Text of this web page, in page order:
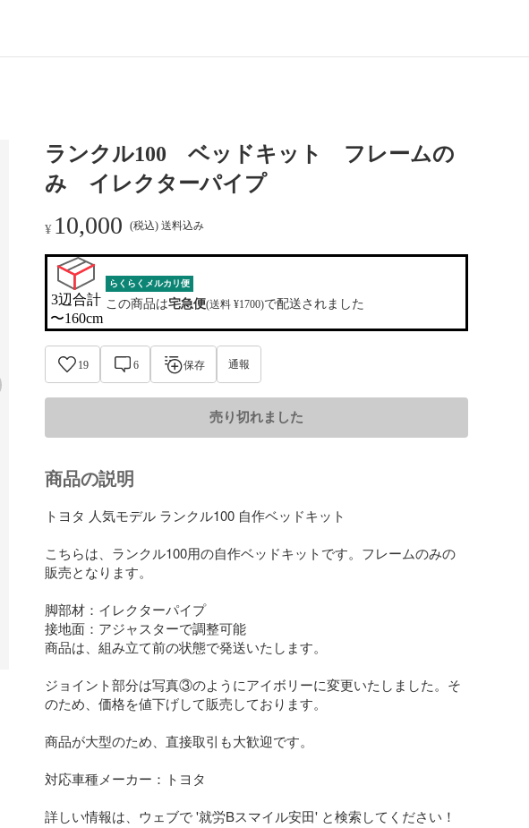
ランクル100 ベッドキット フレームの
み イレクターパイプ
¥ 10,000 (税込) 送料込み
3辺合計
〜160cm
らくらくメルカリ便
この商品は宅急便(送料 ¥1700)で配送されました
19 6 保存 通報
売り切れました
商品の説明
トヨタ 人気モデル ランクル100 自作ベッドキット
こちらは、ランクル100用の自作ベッドキットです。フレームのみの
販売となります。
脚部材：イレクターパイプ
接地面：アジャスターで調整可能
商品は、組み立て前の状態で発送いたします。
ジョイント部分は写真③のようにアイボリーに変更いたしました。そ
のため、価格を値下げして販売しております。
商品が大型のため、直接取引も大歓迎です。
対応車種メーカー：トヨタ
詳しい情報は、ウェブで '就労Bスマイル安田' と検索してください！